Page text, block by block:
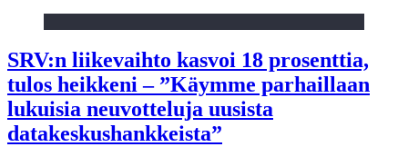
SRV:n liikevaihto kasvoi 18 prosenttia,
tulos heikkeni – ”Käymme parhaillaan
lukuisia neuvotteluja uusista
datakeskushankkeista”